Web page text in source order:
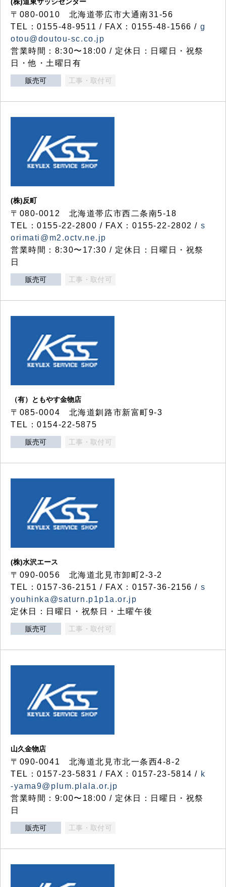
〒080-0010 北海道帯広市大通南31-56
TEL：0155-48-9511 / FAX：0155-48-1566 / g
otou@doutou-sc.co.jp
営業時間：8:30〜18:00 / 定休日：日曜日・祝祭
日・他・土曜日有
販売可 工事・取付可
(株)反町
〒080-0012 北海道帯広市西二条南5-18
TEL：0155-22-2800 / FAX：0155-22-2802 / s
orimati@m2.octv.ne.jp
営業時間：8:30〜17:30 / 定休日：日曜日・祝祭
日
販売可 工事・取付可
（有）ともやす金物店
〒085-0004 北海道釧路市新富町9-3
TEL：0154-22-5875
販売可 工事・取付可
(株)水沢エース
〒090-0056 北海道北見市卸町2-3-2
TEL：0157-36-2151 / FAX：0157-36-2156 / s
youhinka@saturn.p1p1a.or.jp
定休日：日曜日・祝祭日・土曜午後
販売可 工事・取付可
山久金物店
〒090-0041 北海道北見市北一条西4-8-2
TEL：0157-23-5831 / FAX：0157-23-5814 / k
-yama9@plum.plala.or.jp
営業時間：9:00〜18:00 / 定休日：日曜日・祝祭
日
販売可 工事・取付可